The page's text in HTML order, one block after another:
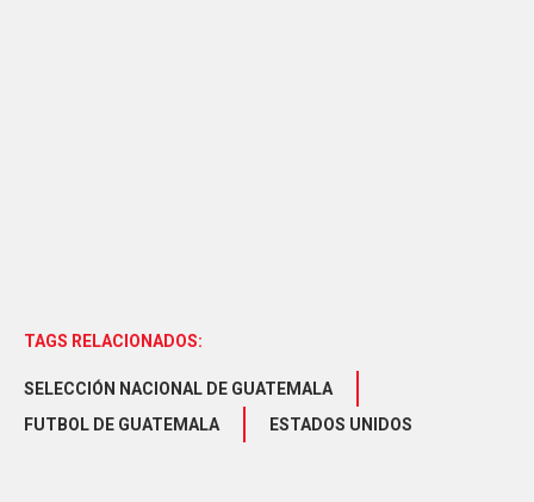
TAGS RELACIONADOS:
SELECCIÓN NACIONAL DE GUATEMALA
FUTBOL DE GUATEMALA
ESTADOS UNIDOS